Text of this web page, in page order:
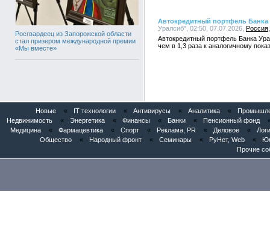
Росгвардеец из Запорожской области
стал призером международной премии
«Мы вместе»
Автокредитный портфель Банка
Уралсиб", 02:50, 07.07.2026, Россия
Автокредитный портфель Банка
чем в 1,3 раза к аналогичному
Новые « IT технологии « Антивирусы « Аналитика «
Недвижимость
« Энергетика « Финансы « Банки « Пенсионный фонд
Медицина
« Фармацевтика « Спорт « Реклама, PR « Деловое «
Общество
« Народный фронт « Семинары « РуНет, Web «
Прочие